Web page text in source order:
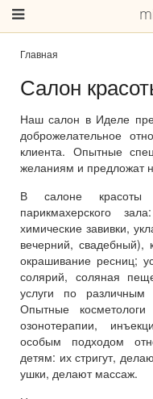
Главная
Салон
Наш салон в Иделе
доброжелательное
клиента. Опытные
желаниям и предложат
В салоне красоты
парикмахерского
химические завивки,
вечерний, свадебный),
окрашивание ресниц;
солярий, соляная
услуги по
Опытные косметологи
озонотерапии,
особым подходом
детям: их стригут,
ушки, делают массаж.